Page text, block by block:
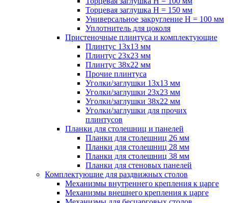
Торцевая заглушка H = 150 мм
Универсальное закругление H = 100 мм
Уплотнитель для цоколя
Пристеночные плинтуса и комплектующие
Плинтус 13х13 мм
Плинтус 23х23 мм
Плинтус 38х22 мм
Прочие плинтуса
Уголки/заглушки 13х13 мм
Уголки/заглушки 23х23 мм
Уголки/заглушки 38х22 мм
Уголки/заглушки для прочих
плинтусов
Планки для столешниц и панелей
Планки для столешниц 26 мм
Планки для столешниц 28 мм
Планки для столешниц 38 мм
Планки для стеновых панелей
Комплектующие для раздвижных столов
Механизмы внутреннего крепления к царге
Механизмы внешнего крепления к царге